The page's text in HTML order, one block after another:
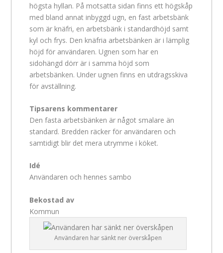
högsta hyllan. På motsatta sidan finns ett högskåp
med bland annat inbyggd ugn, en fast arbetsbänk
som är knäfri, en arbetsbänk i standardhöjd samt
kyl och frys. Den knäfria arbetsbänken är i lämplig
höjd för användaren. Ugnen som har en
sidohängd dörr är i samma höjd som
arbetsbänken. Under ugnen finns en utdragsskiva
för avställning.
Tipsarens kommentarer
Den fasta arbetsbänken är något smalare än
standard. Bredden räcker för användaren och
samtidigt blir det mera utrymme i köket.
Idé
Användaren och hennes sambo
Bekostad av
Kommun
Användaren har sänkt ner överskåpen